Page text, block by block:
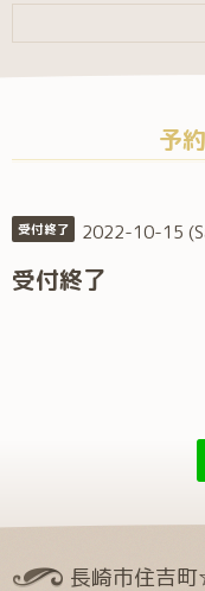
予
受付終了 2022-10-15
受付終了
長崎市住吉